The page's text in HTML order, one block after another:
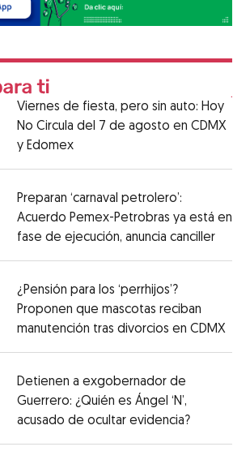
Viernes de fiesta, pero sin auto: Hoy
No Circula del 7 de agosto en CDMX
y Edomex
Preparan ‘carnaval petrolero’:
Acuerdo Pemex-Petrobras ya está en
fase de ejecución, anuncia canciller
¿Pensión para los ‘perrhijos’?
Proponen que mascotas reciban
manutención tras divorcios en CDMX
Detienen a exgobernador de
Guerrero: ¿Quién es Ángel ‘N’,
acusado de ocultar evidencia?